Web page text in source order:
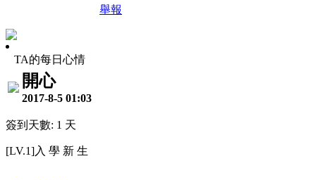
舉報
TA的每日心情
開心
2017-8-5 01:03
簽到天數: 1 天
[LV.1]入 學 新 生